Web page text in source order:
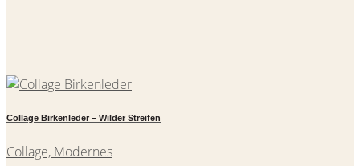
Collage Birkenleder – Wilder Streifen
Collage, Modernes